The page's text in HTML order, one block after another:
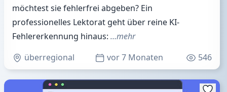
möchtest sie fehlerfrei abgeben? Ein
professionelles Lektorat geht über reine KI-
Fehlererkennung hinaus: …mehr
überregional
vor 7 Monaten 546